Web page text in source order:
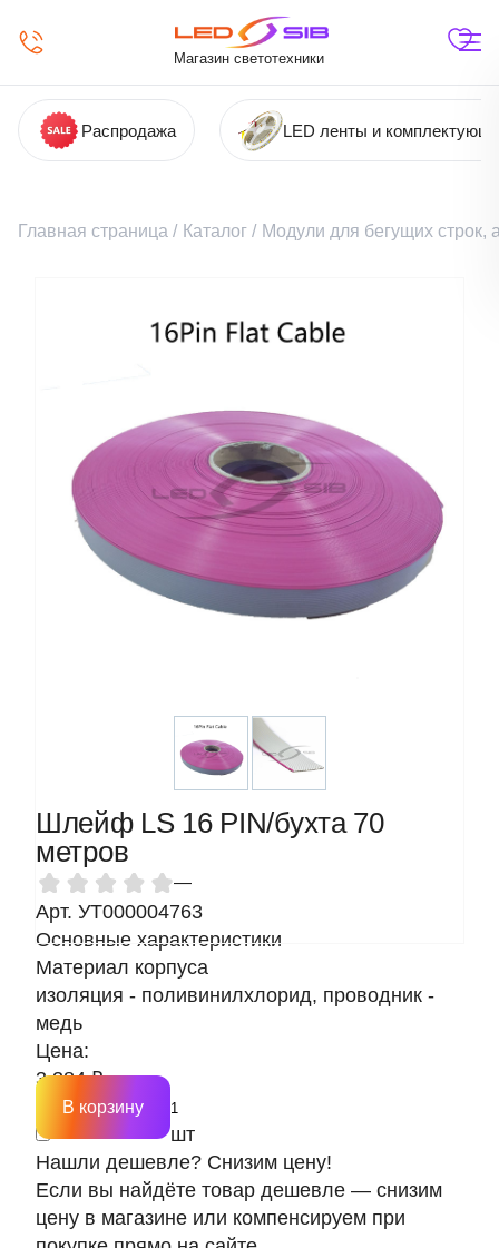
Магазин светотехники
Распродажа LED ленты и
Главная страница / Каталог / Модули для бегущих строк,
Шлейф LS 16 PIN/бухта 70
метров
—
Арт. УТ000004763
Основные характеристики
Материал корпуса
изоляция - поливинилхлорид, проводник -
медь
Цена:
3 384 ₽
шт
В корзину
Нашли дешевле? Снизим цену!
Если вы найдёте товар дешевле — снизим
цену в магазине или компенсируем при